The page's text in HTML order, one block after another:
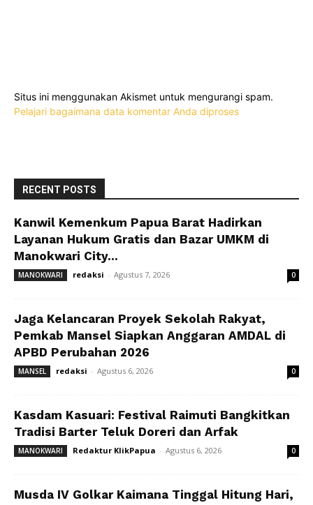
Situs ini menggunakan Akismet untuk mengurangi spam.
Pelajari bagaimana data komentar Anda diproses
RECENT POSTS
Kanwil Kemenkum Papua Barat Hadirkan
Layanan Hukum Gratis dan Bazar UMKM di
Manokwari City...
MANOKWARI redaksi - Agustus 7, 2026 0
Jaga Kelancaran Proyek Sekolah Rakyat,
Pemkab Mansel Siapkan Anggaran AMDAL di
APBD Perubahan 2026
MANSEL redaksi - Agustus 6, 2026 0
Kasdam Kasuari: Festival Raimuti Bangkitkan
Tradisi Barter Teluk Doreri dan Arfak
MANOKWARI Redaktur KlikPapua - Agustus 6, 2026 0
Musda IV Golkar Kaimana Tinggal Hitung Hari,